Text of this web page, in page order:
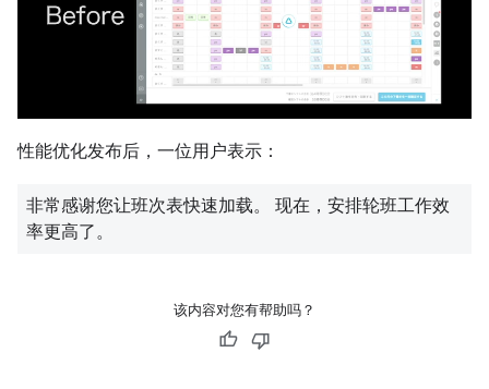
性能优化发布后，一位用户表示：
非常感谢您让班次表快速加载。 现在，安排轮班工作效
率更高了。
该内容对您有帮助吗？